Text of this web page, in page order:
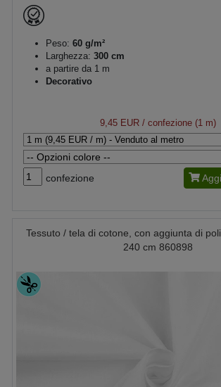
Peso: 60 g/m²
Larghezza: 300 cm
a partire da 1 m
Decorativo
9,45 EUR/ confezione (1 m)
confezione
Tessuto / tela di cotone, con aggiunta di
240 cm 860898